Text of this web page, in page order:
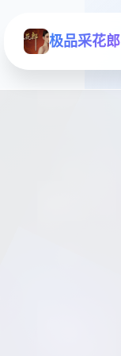
极品采花郎